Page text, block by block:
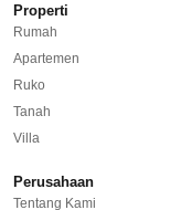
Rumah Dijual di Bogor
Rumah Dijual di
Rumah Dijual di Depok
Properti
Rumah
Apartemen
Ruko
Tanah
Villa
Perusahaan
Tentang Kami